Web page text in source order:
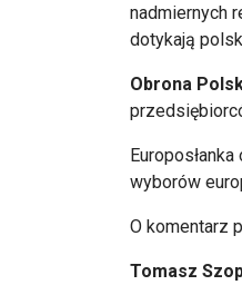
nadmiernych
dotykają
Obrona
przedsiębiorc
Europosłanka
wyborów
O komentarz
Tomasz